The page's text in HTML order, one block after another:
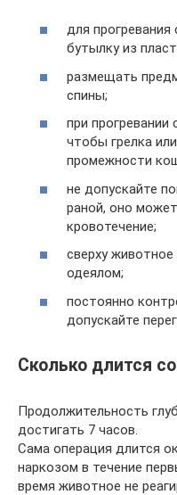
для прогревания
бутылку из
размещать
спины;
при прогревании
чтобы грелка
промежности
не допускайте
раной, оно
кровотечение;
сверху
одеялом;
постоянно
допускайте
Сколько длится
Продолжительность
достигать 7 часов.
Сама операция длится
наркозом в течение
время животное не